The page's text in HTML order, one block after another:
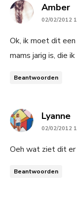
Amber
02/02/2012
Ok, ik moet dit
mams jarig is, die
Beantwoorden
Lyanne
02/02/2012
Oeh wat ziet dit er
Beantwoorden